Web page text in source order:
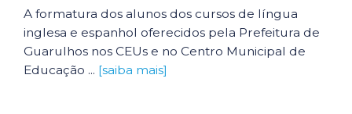
A formatura dos alunos dos cursos de língua
inglesa e espanhol oferecidos pela Prefeitura de
Guarulhos nos CEUs e no Centro Municipal de
Educação ... [saiba mais]